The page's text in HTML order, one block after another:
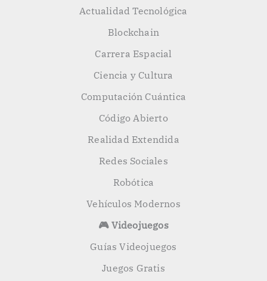
Actualidad Tecnológica
Blockchain
Carrera Espacial
Ciencia y Cultura
Computación Cuántica
Código Abierto
Realidad Extendida
Redes Sociales
Robótica
Vehículos Modernos
🎮 Videojuegos
Guías Videojuegos
Juegos Gratis